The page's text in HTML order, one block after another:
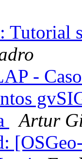
Tutorial
-
Artur